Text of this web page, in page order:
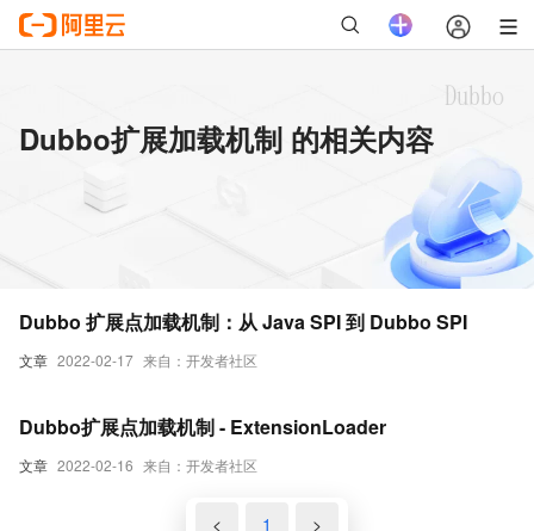
Dubbo扩展加载机制 的相关内容
文章 2022-02-17 来自：开发者社区
Dubbo 扩展点加载机制：从 Java SPI 到 Dubbo SPI
文章 2022-02-16 来自：开发者社区
Dubbo扩展点加载机制 - ExtensionLoader
< 1 >